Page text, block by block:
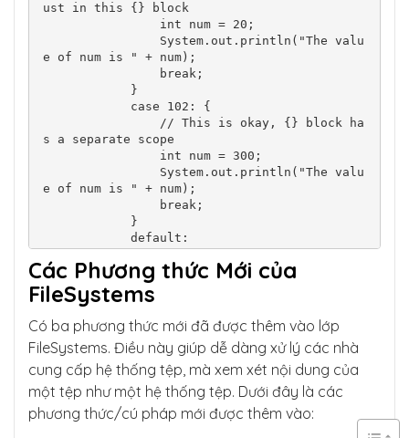
ust in this {} block
e of num is " + num);
s a separate scope
e of num is " + num);
                System.out.println("Oops! No
matches");
                break;
        }
    }
Các Phương thức Mới của
FileSystems
Có ba phương thức mới đã được thêm vào lớp
FileSystems. Điều này giúp dễ dàng xử lý các nhà
cung cấp hệ thống tệp, mà xem xét nội dung của
một tệp như một hệ thống tệp. Dưới đây là các
phương thức/cú pháp mới được thêm vào: